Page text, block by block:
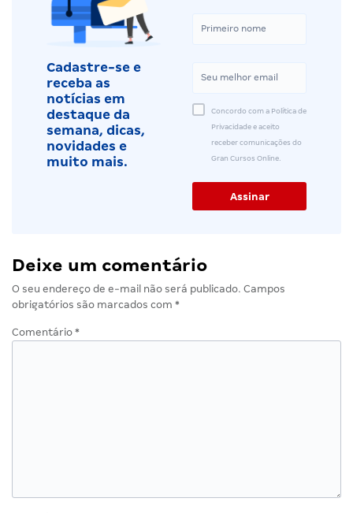
Cadastre-se e
receba as
notícias em
destaque da
semana, dicas,
novidades e
muito mais.
Concordo com a Política de
Privacidade e aceito
receber comunicações do
Gran Cursos Online.
Deixe um comentário
O seu endereço de e-mail não será publicado. Campos
obrigatórios são marcados com *
Comentário *